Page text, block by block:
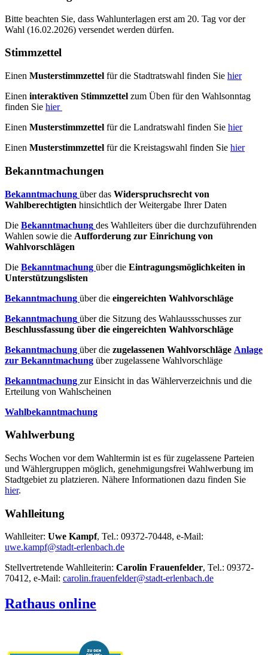
Bitte beachten Sie, dass Wahlunterlagen erst am 20. Tag vor der
Wahl (16.02.2026) versendet werden dürfen.
Stimmzettel
Einen Musterstimmzettel für die Stadtratswahl finden Sie hier
Einen interaktiven Stimmzettel zum Üben für den Wahlsonntag
finden Sie hier
Einen Musterstimmzettel für die Landratswahl finden Sie hier
Einen Musterstimmzettel für die Kreistagswahl finden Sie hier
Bekanntmachungen
Bekanntmachung über das Widerspruchsrecht von
Wahlberechtigten hinsichtlich der Weitergabe Ihrer Daten
Die Bekanntmachung des Wahlleiters über die durchzuführenden
Wahlen sowie die Aufforderung zur Einrichung von
Wahlvorschlägen
Die Bekanntmachung über die Eintragungsmöglichkeiten in
Unterstützungslisten
Bekanntmachung über die eingereichten Wahlvorschläge
Bekanntmachung über die Sitzung des Wahlaussschusses zur
Beschlussfassung über die eingereichten Wahlvorschläge
Bekanntmachung über die zugelassenen Wahlvorschläge Anlage
zur Bekanntmachung über zugelassene Wahlvorschläge
Bekanntmachung zur Einsicht in das Wählerverzeichnis und die
Erteilung von Wahlscheinen
Wahlbekanntmachung
Wahlwerbung
Sechs Wochen vor dem Wahltermin ist es für zugelassene Parteien
und Wählergruppen möglich, genehmigungsfrei Wahlwerbung im
Stadtgebiet zu platzieren. Nähere Informationen dazu finden Sie
hier.
Wahlleitung
Wahlleiter: Uwe Kampf, Tel.: 09372-70448, e-Mail:
uwe.kampf@stadt-erlenbach.de
Stellvertretende Wahlleiterin: Carolin Frauenfelder, Tel.: 09372-
70412, e-Mail: carolin.frauenfelder@stadt-erlenbach.de
Rathaus online